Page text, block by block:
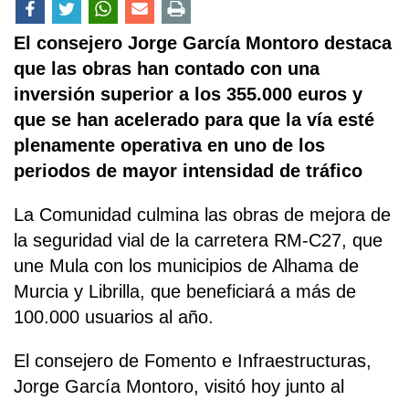
El consejero Jorge García Montoro destaca
que las obras han contado con una
inversión superior a los 355.000 euros y
que se han acelerado para que la vía esté
plenamente operativa en uno de los
periodos de mayor intensidad de tráfico
La Comunidad culmina las obras de mejora de
la seguridad vial de la carretera RM-C27, que
une Mula con los municipios de Alhama de
Murcia y Librilla, que beneficiará a más de
100.000 usuarios al año.
El consejero de Fomento e Infraestructuras,
Jorge García Montoro, visitó hoy junto al